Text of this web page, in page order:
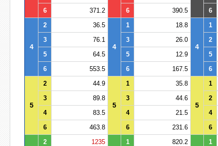
6
371.2 6 390.5 6
4
2 36.5
4
1 18.8
4
1
3
76.1 3 26.0
2
5
64.5 5 12.9
5
6
553.5 6 167.5 6
5
2 44.9
5
1 35.8
5
1
3
89.8 3 44.6
2
4
83.5 4 21.5
4
6
463.8 6 231.6 6
2 1235 1 820.2
1